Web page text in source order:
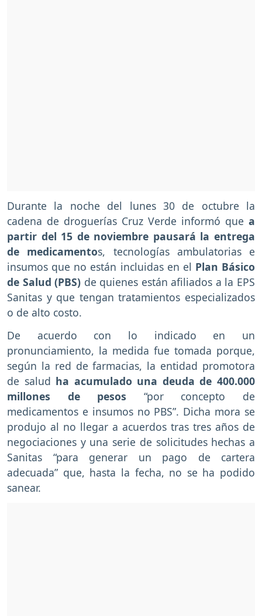
Durante la noche del lunes 30 de octubre la
cadena de droguerías Cruz Verde informó que a
partir del 15 de noviembre pausará la entrega
de medicamentos, tecnologías ambulatorias e
insumos que no están incluidas en el Plan Básico
de Salud (PBS) de quienes están afiliados a la EPS
Sanitas y que tengan tratamientos especializados
o de alto costo.
De acuerdo con lo indicado en un
pronunciamiento, la medida fue tomada porque,
según la red de farmacias, la entidad promotora
de salud ha acumulado una deuda de 400.000
millones de pesos “por concepto de
medicamentos e insumos no PBS”. Dicha mora se
produjo al no llegar a acuerdos tras tres años de
negociaciones y una serie de solicitudes hechas a
Sanitas “para generar un pago de cartera
adecuada” que, hasta la fecha, no se ha podido
sanear.